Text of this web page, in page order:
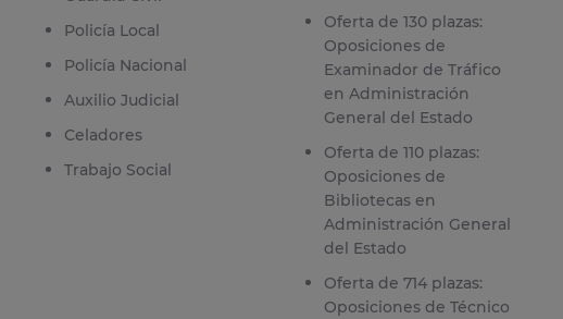
Policía Local
Policía Nacional
Auxilio Judicial
Celadores
Trabajo Social
Oferta de 130 plazas:
Oposiciones de
Examinador de Tráfico
en Administración
General del Estado
Oferta de 110 plazas:
Oposiciones de
Bibliotecas en
Administración General
del Estado
Oferta de 714 plazas:
Oposiciones de Técnico